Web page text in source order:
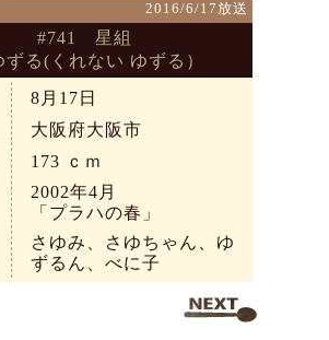
2016/6/17放送
#741 星組
ずる(くれない ゆずる）
8月17日
大阪府大阪市
173 ｃｍ
2002年4月
「プラハの春」
さゆみ、さゆちゃん、ゆ
ずるん、べに子